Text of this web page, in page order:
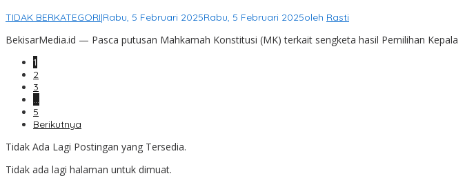
TIDAK BERKATEGORI|Rabu, 5 Februari 2025Rabu, 5 Februari 2025oleh Rasti
BekisarMedia.id — Pasca putusan Mahkamah Konstitusi (MK) terkait sengketa hasil Pemilihan Kepala
1
2
3
…
5
Berikutnya
Tidak Ada Lagi Postingan yang Tersedia.
Tidak ada lagi halaman untuk dimuat.